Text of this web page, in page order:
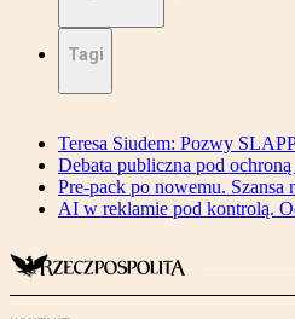
Tagi
Teresa Siudem: Pozwy
Debata publiczna pod
Pre-pack po nowemu. Szansa
AI w reklamie pod kontrolą.